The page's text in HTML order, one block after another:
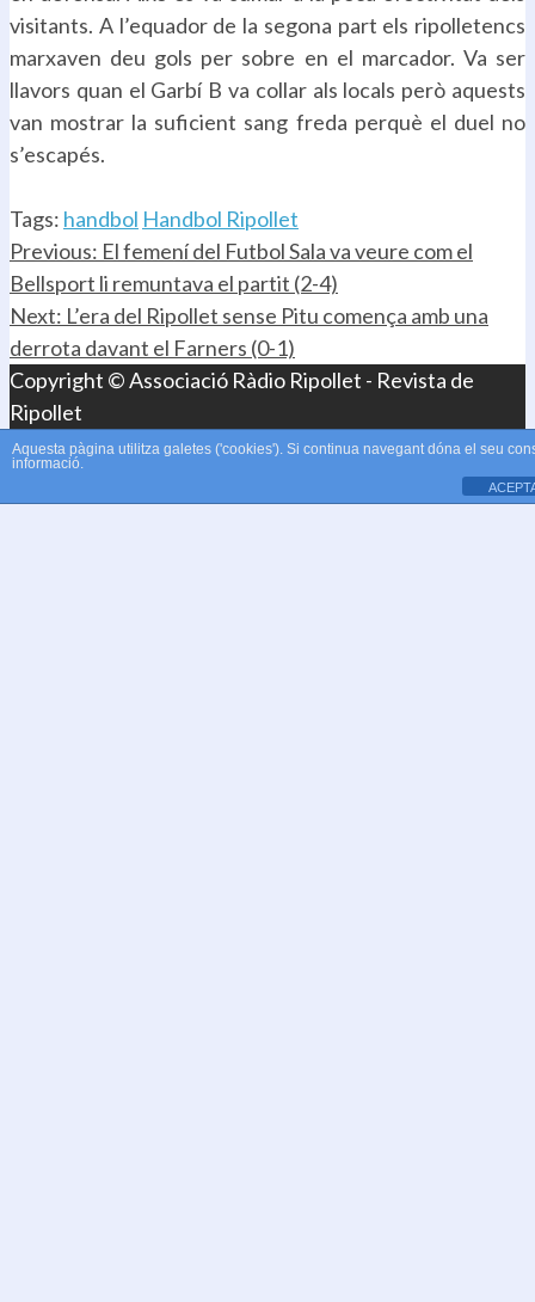
visitants. A l’equador de la segona part els ripolletencs
marxaven deu gols per sobre en el marcador. Va ser
llavors quan el Garbí B va collar als locals però aquests
van mostrar la suficient sang freda perquè el duel no
s’escapés.
Tags: handbol Handbol Ripollet
Continue
Reading
Previous: El femení del Futbol Sala va veure com el
Bellsport li remuntava el partit (2-4)
Next: L’era del Ripollet sense Pitu comença amb una
derrota davant el Farners (0-1)
Copyright © Associació Ràdio Ripollet - Revista de
Ripollet
Aquesta pàgina utilitza galetes ('cookies'). Si continua navegant dóna el seu
informació.